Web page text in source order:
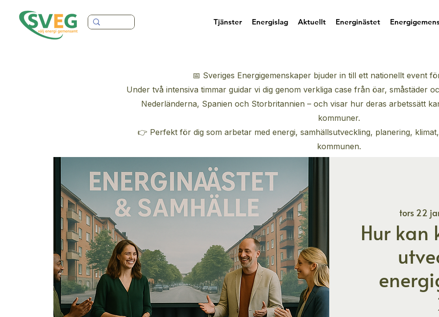
Tjänster Energislag Aktuellt Energinästet
📅 Sveriges Energigemenskaper bjuder in till ett nationellt event
Under två intensiva timmar guidar vi dig genom verkliga case från öar, småstäder
Nederländerna, Spanien och Storbritannien – och visar hur deras arbetssätt
kommuner.
👉 Perfekt för dig som arbetar med energi, samhällsutveckling, planering,
kommunen.
tors 22
Hur kan